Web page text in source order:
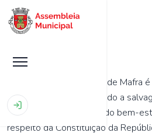
A Assembleia Municipal de Mafra
Município de Mafra, visando a
concelho e a promoção do bem-
respeito da Constituição da